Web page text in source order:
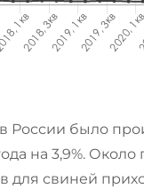
в России было
на 3,9%.
свиней